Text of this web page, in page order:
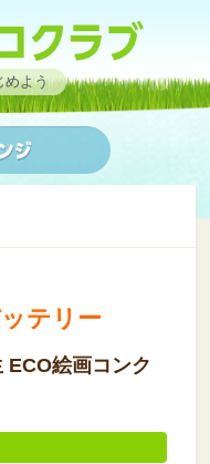
めよう
テリー
ECO絵画コンク